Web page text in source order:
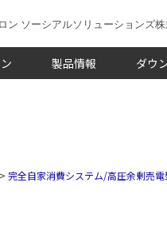
ン ソーシアルソリューションズ
製品情報 ダウ
> 完全自家消費システム/高圧余剰売